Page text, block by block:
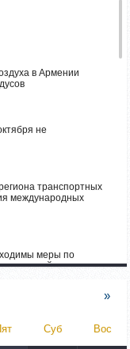
в Армении
не
транспортных
международных
меры по
депутат
ВС Армении,
»
Суб Вос